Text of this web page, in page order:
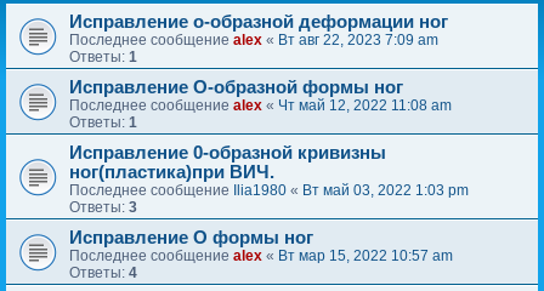
Исправление о-образной деформации ног
Последнее сообщение alex « Вт авг 22, 2023 7:09 am
Ответы: 1
Исправление О-образной формы ног
Последнее сообщение alex « Чт май 12, 2022 11:08 am
Ответы: 1
Исправление 0-образной кривизны
ног(пластика)при ВИЧ.
Последнее сообщение Ilia1980 « Вт май 03, 2022 1:03 pm
Ответы: 3
Исправление О формы ног
Последнее сообщение alex « Вт мар 15, 2022 10:57 am
Ответы: 4